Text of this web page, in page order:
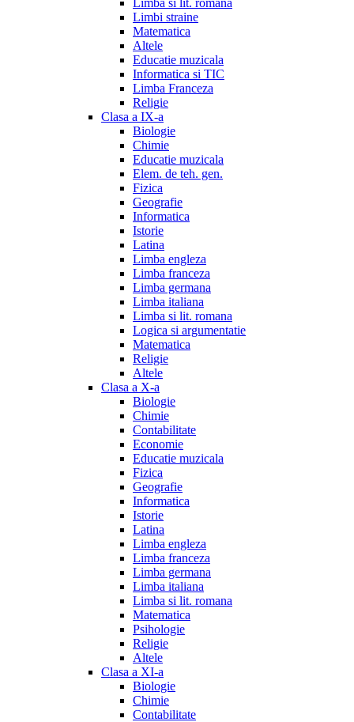
Limba si lit. romana
Limbi straine
Matematica
Altele
Educatie muzicala
Informatica si TIC
Limba Franceza
Religie
Clasa a IX-a
Biologie
Chimie
Educatie muzicala
Elem. de teh. gen.
Fizica
Geografie
Informatica
Istorie
Latina
Limba engleza
Limba franceza
Limba germana
Limba italiana
Limba si lit. romana
Logica si argumentatie
Matematica
Religie
Altele
Clasa a X-a
Biologie
Chimie
Contabilitate
Economie
Educatie muzicala
Fizica
Geografie
Informatica
Istorie
Latina
Limba engleza
Limba franceza
Limba germana
Limba italiana
Limba si lit. romana
Matematica
Psihologie
Religie
Altele
Clasa a XI-a
Biologie
Chimie
Contabilitate